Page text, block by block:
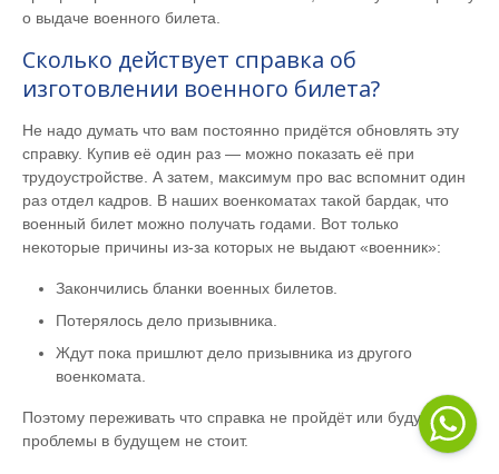
о выдаче военного билета.
Сколько действует справка об
изготовлении военного билета?
Не надо думать что вам постоянно придётся обновлять эту
справку. Купив её один раз — можно показать её при
трудоустройстве. А затем, максимум про вас вспомнит один
раз отдел кадров. В наших военкоматах такой бардак, что
военный билет можно получать годами. Вот только
некоторые причины из-за которых не выдают «военник»:
Закончились бланки военных билетов.
Потерялось дело призывника.
Ждут пока пришлют дело призывника из другого
военкомата.
Поэтому переживать что справка не пройдёт или будут
проблемы в будущем не стоит.